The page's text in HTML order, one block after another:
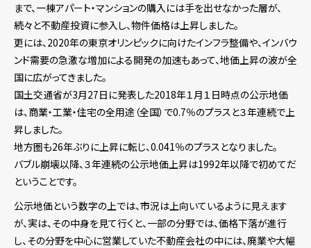
まで、一棟アパート・マンションの購入には手を出せなかった層が、
続々と不動産投資に参入し、物件価格は上昇しました。
更には、2020年の東京オリンピックに向けたインフラ整備や、インバウ
ンド需要の急激な増加による開発の加速もあって、地価上昇の波が全
国に広がってきました。
国土交通省が3月27日に発表した2018年１月１日時点の公示地価
は、商業・工業・住宅の全用途（全国）で0.7％のプラスと３年連続で上
昇しました。
地方圏も26年ぶりに上昇に転じ、0.041％のプラスとなりました。
バブル崩壊以降、３年連続の公示地価上昇は1992年以降で初めてだ
ということです。
公示地価という数字の上では、市況は上向いているように見えます
が、実は、その中身を見て行くと、一部の分野では、価格下落が進行
し、その分野を中心に営業していた不動産会社の中には、廃業や大幅